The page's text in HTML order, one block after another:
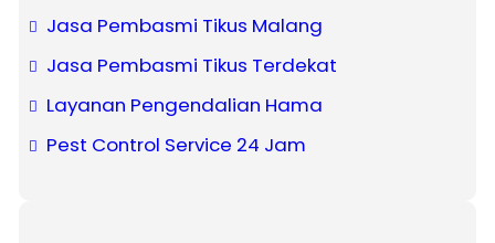
Jasa Pembasmi Tikus Malang
Jasa Pembasmi Tikus Terdekat
Layanan Pengendalian Hama
Pest Control Service 24 Jam